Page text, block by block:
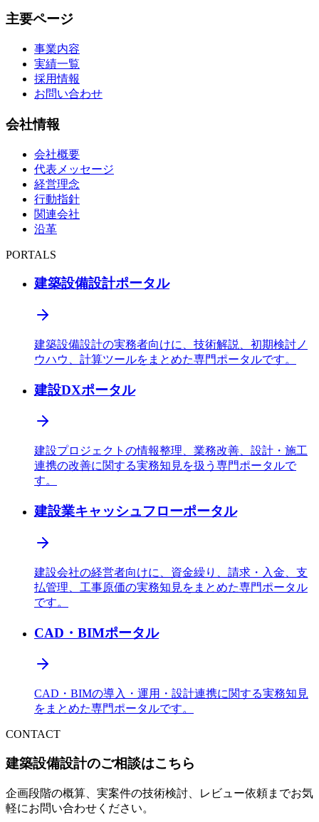
主要ページ
事業内容
実績一覧
採用情報
お問い合わせ
会社情報
会社概要
代表メッセージ
経営理念
行動指針
関連会社
沿革
PORTALS
建築設備設計ポータル
建築設備設計の実務者向けに、技術解説、初期検討ノ
ウハウ、計算ツールをまとめた専門ポータルです。
建設DXポータル
建設プロジェクトの情報整理、業務改善、設計・施工
連携の改善に関する実務知見を扱う専門ポータルで
す。
建設業キャッシュフローポータル
建設会社の経営者向けに、資金繰り、請求・入金、支
払管理、工事原価の実務知見をまとめた専門ポータル
です。
CAD・BIMポータル
CAD・BIMの導入・運用・設計連携に関する実務知見
をまとめた専門ポータルです。
CONTACT
建築設備設計のご相談はこちら
企画段階の概算、実案件の技術検討、レビュー依頼までお気
軽にお問い合わせください。